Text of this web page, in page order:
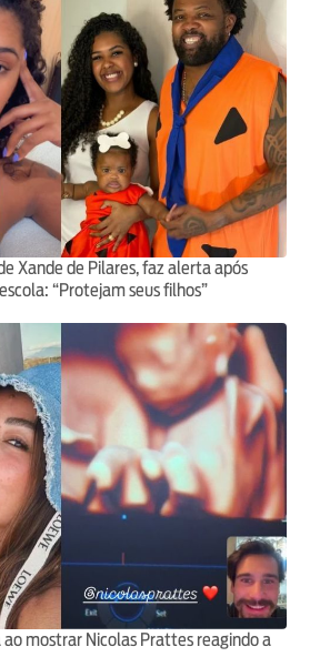
Xande de Pilares, faz alerta após
“Protejam seus filhos”
mostrar Nicolas Prattes reagindo a